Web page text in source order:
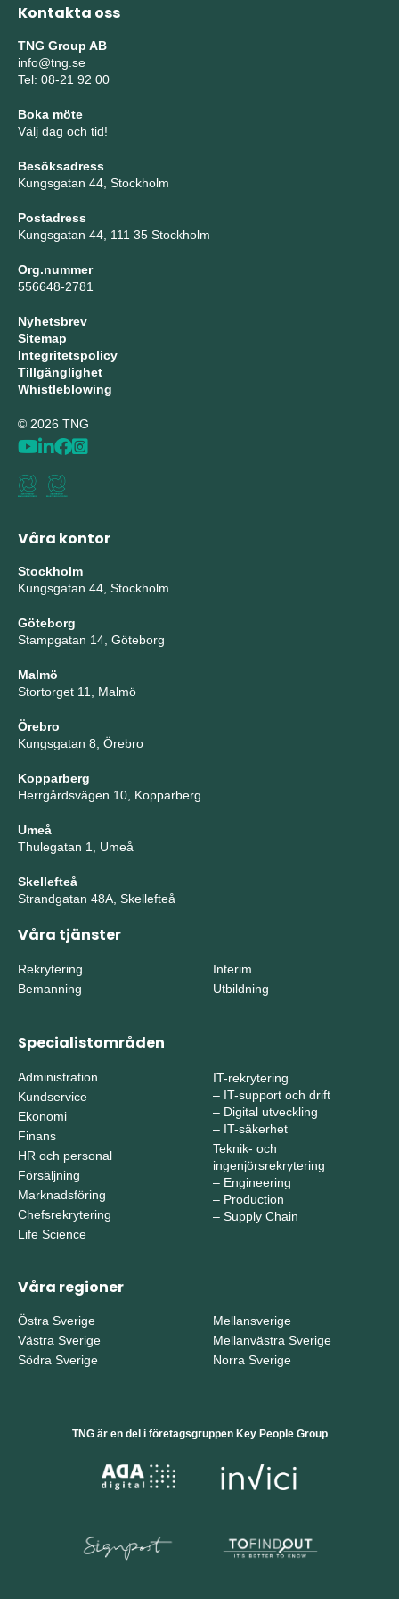
Kontakta oss
TNG Group AB
info@tng.se
Tel: 08-21 92 00
Boka möte
Välj dag och tid!
Besöksadress
Kungsgatan 44, Stockholm
Postadress
Kungsgatan 44, 111 35 Stockholm
Org.nummer
556648-2781
Nyhetsbrev
Sitemap
Integritetspolicy
Tillgänglighet
Whistleblowing
© 2026 TNG
Våra kontor
Stockholm
Kungsgatan 44, Stockholm
Göteborg
Stampgatan 14, Göteborg
Malmö
Stortorget 11, Malmö
Örebro
Kungsgatan 8, Örebro
Kopparberg
Herrgårdsvägen 10, Kopparberg
Umeå
Thulegatan 1, Umeå
Skellefteå
Strandgatan 48A, Skellefteå
Våra tjänster
Rekrytering
Bemanning
Interim
Utbildning
Specialistområden
Administration
Kundservice
Ekonomi
Finans
HR och personal
Försäljning
Marknadsföring
Chefsrekrytering
Life Science
IT-rekrytering
– IT-support och drift
– Digital utveckling
– IT-säkerhet
Teknik- och
ingenjörsrekrytering
– Engineering
– Production
– Supply Chain
Våra regioner
Östra Sverige
Västra Sverige
Södra Sverige
Mellansverige
Mellanvästra Sverige
Norra Sverige
TNG är en del i företagsgruppen Key People Group